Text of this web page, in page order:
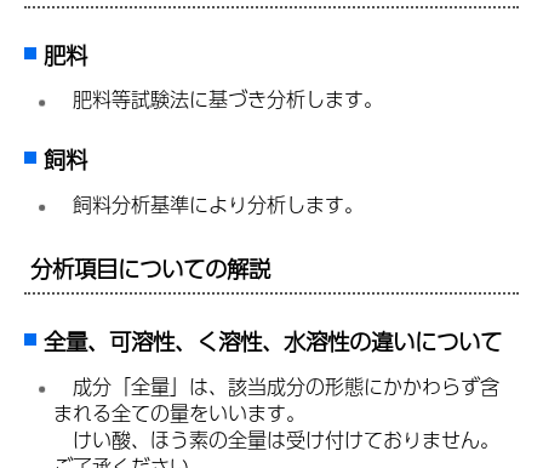
肥料
肥料等試験法に基づき分析します。
飼料
飼料分析基準により分析します。
分析項目についての解説
全量、可溶性、く溶性、水溶性の違いについて
成分「全量」は、該当成分の形態にかかわらず含
まれる全ての量をいいます。
けい酸、ほう素の全量は受け付けておりません。